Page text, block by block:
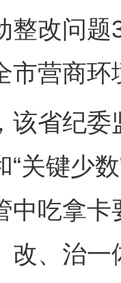
整改问
市营商环
省纪委
关键少
中吃拿
改、治